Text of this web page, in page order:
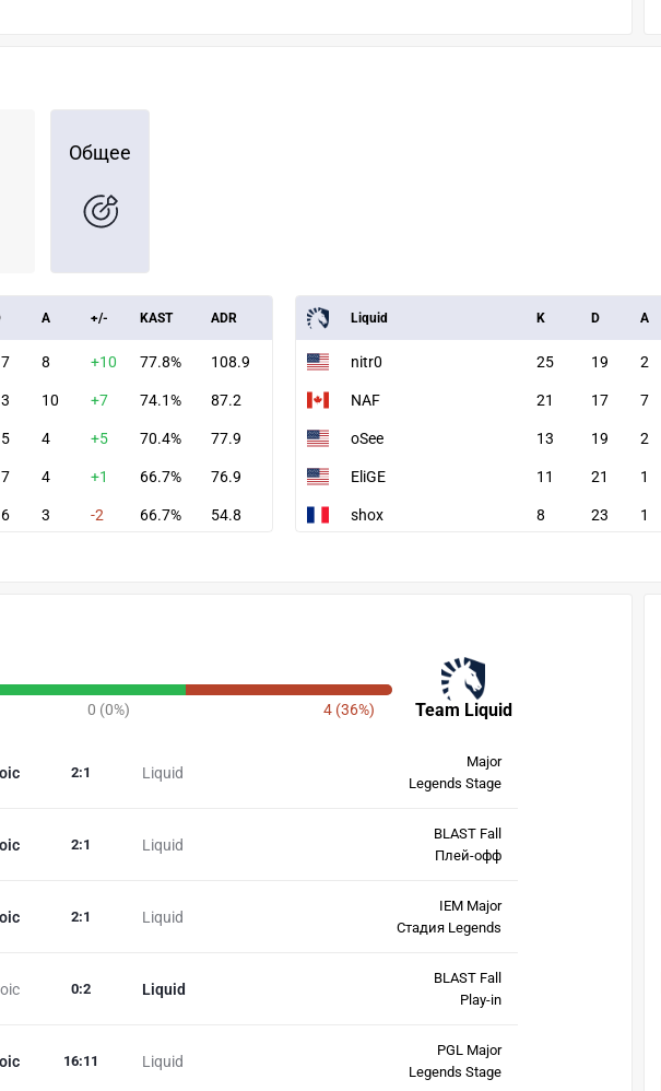
Общее
A +/- KAST ADR
8 +10 77.8% 108.9
10 +7 74.1% 87.2
4 +5 70.4% 77.9
4 +1 66.7% 76.9
3 -2 66.7% 54.8
Liquid K D A
nitr0 25 19 2
NAF 21 17 7
oSee 13 19 2
EliGE 11 21 1
shox 8 23 1
Team Liquid
0 (0%) 4 (36%)
Liquid
2:1
Major
Legends Stage
Liquid
2:1
BLAST Fall
Плей-офф
Liquid
2:1
IEM Major
Стадия Legends
Liquid
0:2
BLAST Fall
Play-in
Liquid
16:11
PGL Major
Legends Stage